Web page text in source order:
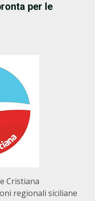
per le
Cristiana
regionali siciliane